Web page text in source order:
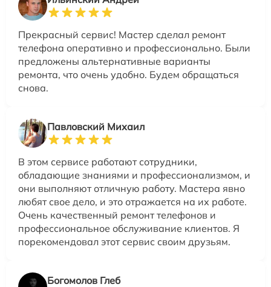
Прекрасный сервис! Мастер сделал ремонт
телефона оперативно и профессионально. Были
предложены альтернативные варианты
ремонта, что очень удобно. Будем обращаться
снова.
Павловский Михаил
В этом сервисе работают сотрудники,
обладающие знаниями и профессионализмом, и
они выполняют отличную работу. Мастера явно
любят свое дело, и это отражается на их работе.
Очень качественный ремонт телефонов и
профессиональное обслуживание клиентов. Я
порекомендовал этот сервис своим друзьям.
Богомолов Глеб